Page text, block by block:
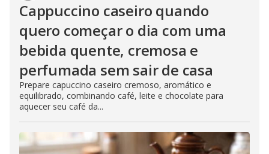
Cappuccino caseiro quando
quero começar o dia com uma
bebida quente, cremosa e
perfumada sem sair de casa
Prepare capuccino caseiro cremoso, aromático e
equilibrado, combinando café, leite e chocolate para
aquecer seu café da...